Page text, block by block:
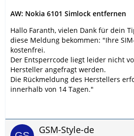
AW: Nokia 6101 Simlock entfernen
Hallo Faranth, vielen Dank für dein
diese Meldung bekommen: "Ihre
kostenfrei.
Der Entsperrcode liegt leider nicht
Hersteller angefragt werden.
Die Rückmeldung des Herstellers
innerhalb von 14 Tagen."
GSM-Style-de